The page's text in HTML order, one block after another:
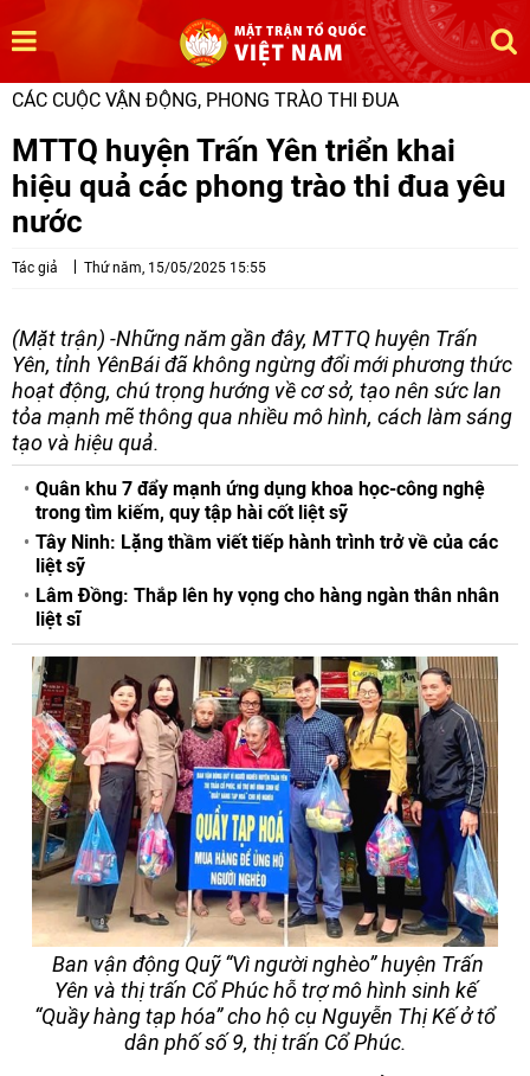
CÁC CUỘC VẬN ĐỘNG, PHONG TRÀO THI ĐUA
MTTQ huyện Trấn Yên triển khai
hiệu quả các phong trào thi đua yêu
nước
Tác giả Thứ năm, 15/05/2025 15:55
(Mặt trận) -Những năm gần đây, MTTQ huyện Trấn
Yên, tỉnh YênBái đã không ngừng đổi mới phương thức
hoạt động, chú trọng hướng về cơ sở, tạo nên sức lan
tỏa mạnh mẽ thông qua nhiều mô hình, cách làm sáng
tạo và hiệu quả.
Quân khu 7 đẩy mạnh ứng dụng khoa học-công nghệ
trong tìm kiếm, quy tập hài cốt liệt sỹ
Tây Ninh: Lặng thầm viết tiếp hành trình trở về của các
liệt sỹ
Lâm Đồng: Thắp lên hy vọng cho hàng ngàn thân nhân
liệt sĩ
Ban vận động Quỹ “Vì người nghèo” huyện Trấn
Yên và thị trấn Cổ Phúc hỗ trợ mô hình sinh kế
“Quầy hàng tạp hóa” cho hộ cụ Nguyễn Thị Kế ở tổ
dân phố số 9, thị trấn Cổ Phúc.